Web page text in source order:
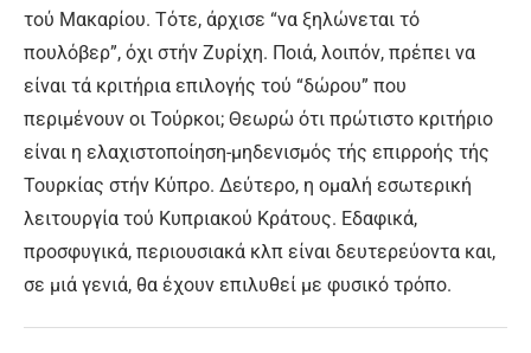
τού Μακαρίου. Τότε, άρχισε “να ξηλώνεται τό
πουλόβερ”, όχι στήν Ζυρίχη. Ποιά, λοιπόν, πρέπει να
είναι τά κριτήρια επιλογής τού “δώρου” που
περιμένουν οι Τούρκοι; Θεωρώ ότι πρώτιστο κριτήριο
είναι η ελαχιστοποίηση-μηδενισμός τής επιρροής τής
Τουρκίας στήν Κύπρο. Δεύτερο, η ομαλή εσωτερική
λειτουργία τού Κυπριακού Κράτους. Εδαφικά,
προσφυγικά, περιουσιακά κλπ είναι δευτερεύοντα και,
σε μιά γενιά, θα έχουν επιλυθεί με φυσικό τρόπο.